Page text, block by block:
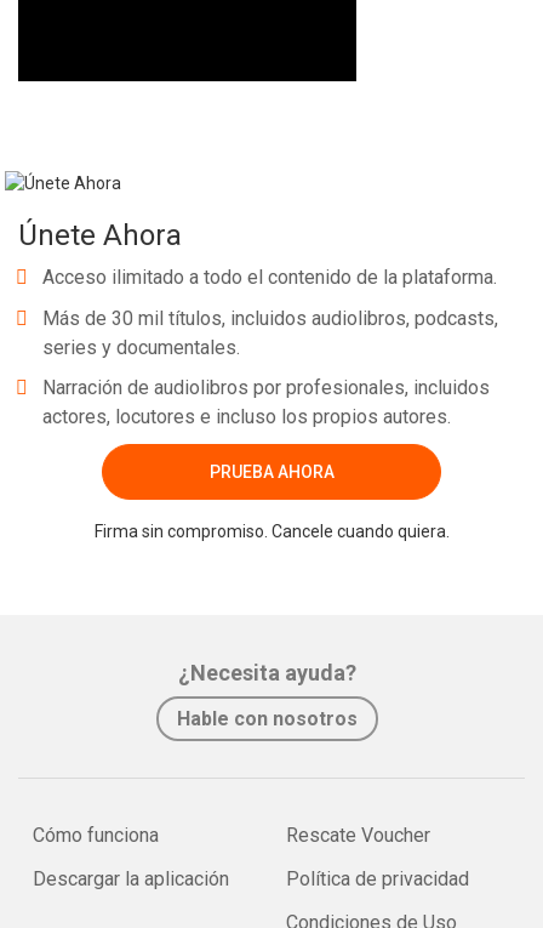
Únete Ahora
Acceso ilimitado a todo el contenido de la plataforma.
Más de 30 mil títulos, incluidos audiolibros, podcasts,
series y documentales.
Narración de audiolibros por profesionales, incluidos
actores, locutores e incluso los propios autores.
PRUEBA AHORA
Firma sin compromiso. Cancele cuando quiera.
¿Necesita ayuda?
Hable con nosotros
Cómo funciona
Descargar la aplicación
Rescate Voucher
Política de privacidad
Condiciones de Uso